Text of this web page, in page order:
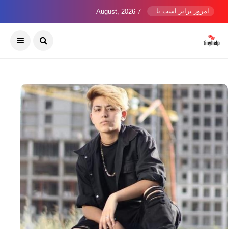
امروز برابر است با : 7 August, 2026